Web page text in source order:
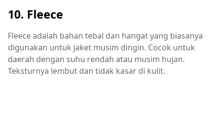
10. Fleece
Fleece adalah bahan tebal dan hangat yang biasanya
digunakan untuk jaket musim dingin. Cocok untuk
daerah dengan suhu rendah atau musim hujan.
Teksturnya lembut dan tidak kasar di kulit.